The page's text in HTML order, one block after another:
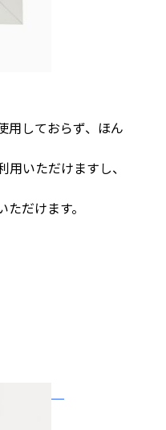
用しておらず、ほん
用いただけますし、
だけます。